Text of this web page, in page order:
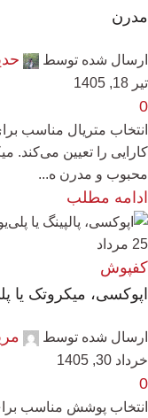
مدرن
ارسال شده توسط
تیر 18, 1405
0
انتخاب متریال مناسب
کارایی را تعیین می‌کند.
محبوب و مدرن ه...
ادامه مطلب
25 مرداد
کفپوش
اپوکسی، میکروتک یا
ارسال شده توسط
خرداد 30, 1405
0
انتخاب پوشش مناسب